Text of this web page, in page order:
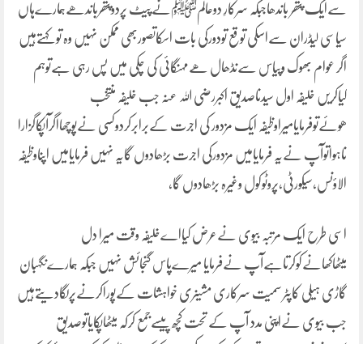
سےایک پتھر باندھاجبکہ سرکارِ دوعالمﷺنےپیٹ پردوپتھرباندھےہمارےہاں
سیاسی لیڈران سےاسکی توقع تودورکی بات اسکاتصوربھی ممکن نہیں وہ تو کہتےہیں
اگر عوام بھوک وپیاس سےنڈھال ھےمہنگائی کی چکی میں پس رہی ہےتوہم
کیاکریں خلیفہ اول سیدناصدیق اکبررضی اللہ عنہ جب خلیفہ منتخب
ھوئےتوفرمایامیراوظیفہ ایک مزدور کی اجرت کےبرابرکردوکسی نےپوچھااگرآپکاگزارا
ناہواتوآپ نےیہ فرمایامیں مزدورکی اجرت بڑھادوں گایہ نہیں فرمایامیں اپناوظیفہ
الاؤنس،سیکورٹی،پروٹوکول وغیرہ بڑھادوں گا،
اسی طرح ایک مرتبہ بیوی نےعرض کیااےخلیفہ وقت میرا دل
میٹھاکھانےکوکرتاہےآپ نےفرمایا میرےپاس گنجائش نہیں جبکہ ہمارےنگہبان
گاڑی ہیلی کاپٹر سمیت سرکاری مشینری خواہشات کےپوراکرنےپرلگادیتےہیں
جب بیوی نےاپنی مدد آپ کے تحت کچھ پیسےجمع کرکہ میٹھاپکایاتوصدیق